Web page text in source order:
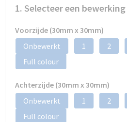
1. Selecteer een bewerking
Voorzijde (30mm x 30mm)
Onbewerkt
1 2
Full colour
Achterzijde (30mm x 30mm)
Onbewerkt
1 2
Full colour